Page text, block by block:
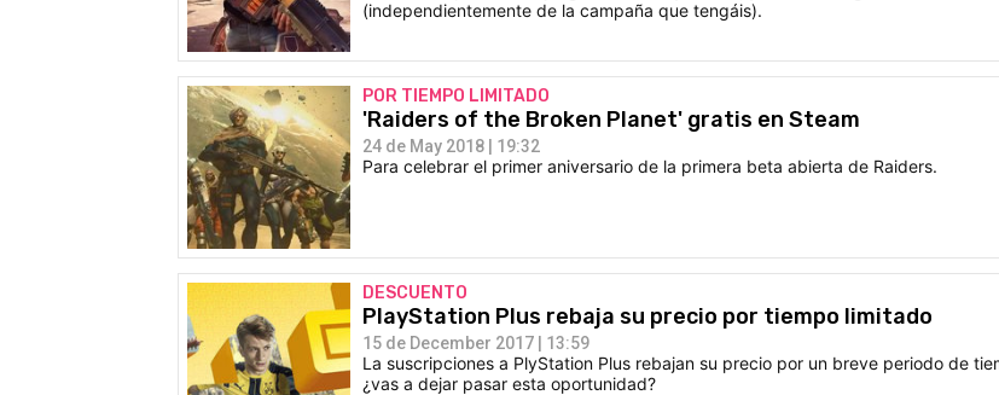
(independientemente de la campaña que tengáis).
POR TIEMPO LIMITADO
'Raiders of the Broken Planet' gratis en Steam
24 de May 2018 | 19:32
Para celebrar el primer aniversario de la primera beta abierta de Raiders.
DESCUENTO
PlayStation Plus rebaja su precio por tiempo limitado
15 de December 2017 | 13:59
La suscripciones a PlyStation Plus rebajan su precio por un breve periodo de
¿vas a dejar pasar esta oportunidad?